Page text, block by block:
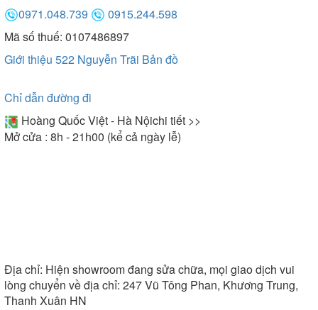
0971.048.739
0915.244.598
Mã số thuế: 0107486897
Giới thiệu 522 Nguyễn Trãi Bản đồ
Chỉ dẫn đường đi
Hoàng Quốc Việt - Hà Nộichi tiết >>
Mở cửa : 8h - 21h00 (kể cả ngày lễ)
Địa chỉ: Hiện showroom đang sửa chữa, mọi giao dịch vui
lòng chuyển về địa chỉ: 247 Vũ Tông Phan, Khương Trung,
Thanh Xuân HN